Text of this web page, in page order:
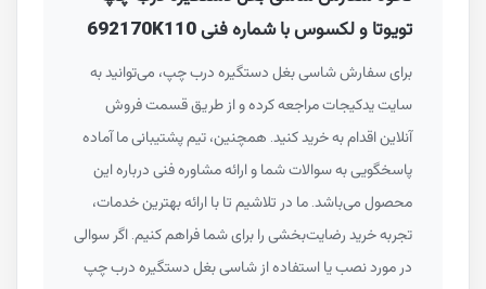
تویوتا و لکسوس با شماره فنی 692170K110
برای سفارش شاسی بغل دستگیره درب چپ، می‌توانید به
سایت یدکیجات مراجعه کرده و از طریق قسمت فروش
آنلاین اقدام به خرید کنید. همچنین، تیم پشتیبانی ما آماده
پاسخگویی به سوالات شما و ارائه مشاوره فنی درباره این
محصول می‌باشد. ما در تلاشیم تا با ارائه بهترین خدمات،
تجربه خرید رضایت‌بخشی را برای شما فراهم کنیم. اگر سوالی
در مورد نصب یا استفاده از شاسی بغل دستگیره درب چپ